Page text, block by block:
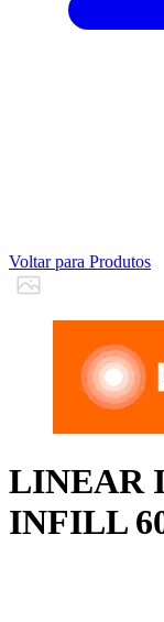
Voltar para Produtos
LINEAR
INFILL